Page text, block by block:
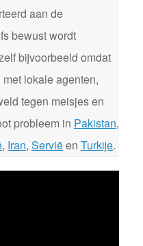
aan de
bewust wordt
bijvoorbeeld omdat
lokale agenten,
tegen meisjes en
probleem in Pakistan,
, Iran, Serviëen Turkije.